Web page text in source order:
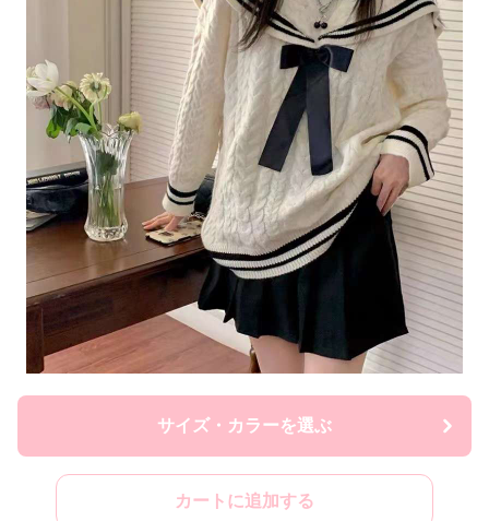
サイズ・カラーを選ぶ
カートに追加する